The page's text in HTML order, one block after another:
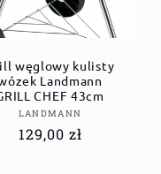
węglowy kulisty
Landmann
CHEF 43cm
Dostawca:
LANDMANN
Cena
129,00 zł